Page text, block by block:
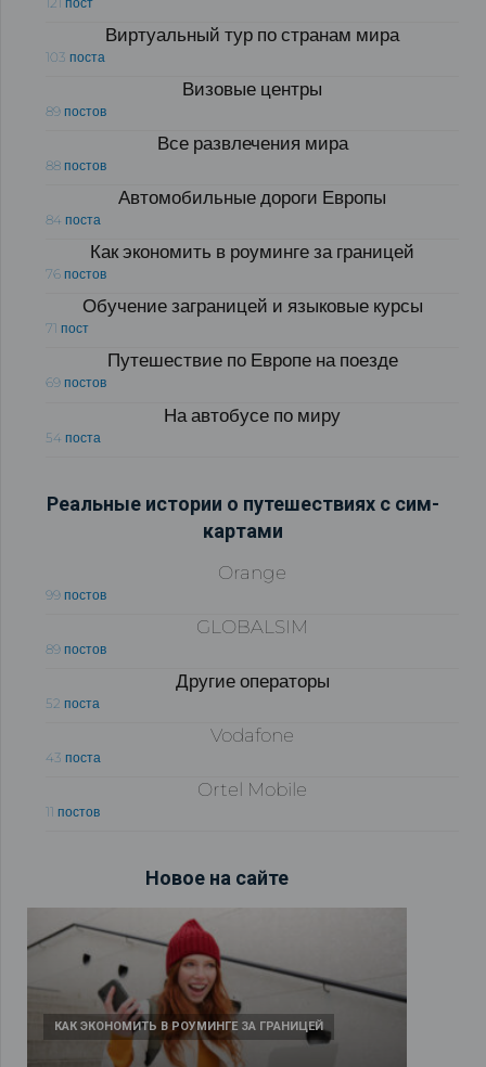
Виртуальный тур по странам мира
103 поста
Визовые центры
89 постов
Все развлечения мира
88 постов
Автомобильные дороги Европы
84 поста
Как экономить в роуминге за границей
76 постов
Обучение заграницей и языковые курсы
71 пост
Путешествие по Европе на поезде
69 постов
На автобусе по миру
54 поста
Реальные истории о путешествиях с сим-
картами
Orange
99 постов
GLOBALSIM
89 постов
Другие операторы
52 поста
Vodafone
43 поста
Ortel Mobile
11 постов
Новое на сайте
КАК ЭКОНОМИТЬ В РОУМИНГЕ ЗА ГРАНИЦЕЙ